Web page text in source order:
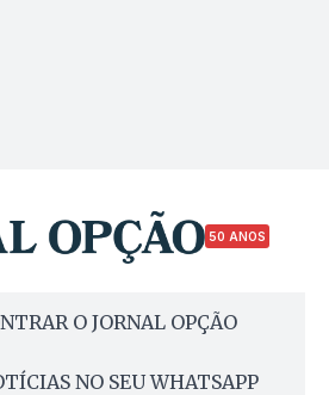
50 ANOS
O JORNAL OPÇÃO
NO SEU WHATSAPP